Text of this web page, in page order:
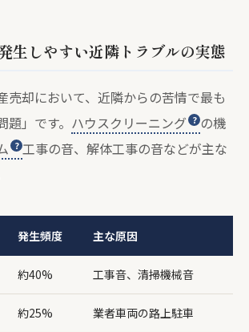
生しやすい近隣トラブルの実態
売却において、近隣からの苦情で最も
」です。 ハウスクリーニング
の機
工事の音、解体工事の音などが主な
発生頻度 主な原因
約40% 工事音、清掃機械音
約25% 業者車両の路上駐車